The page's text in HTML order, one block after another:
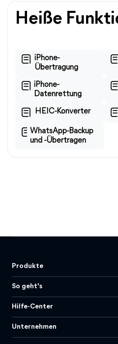
Heiße
iPhone-
Übertragung
iPhone-
Datenrettung
HEIC-Konverter
WhatsApp-Backup
und -Übertragen
Produkte
So geht's
Hilfe-Center
Unternehmen